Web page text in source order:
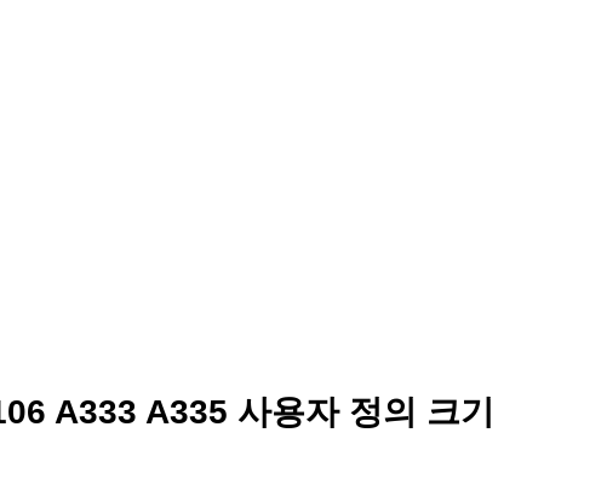
A333 A335 사용자 정의 크기